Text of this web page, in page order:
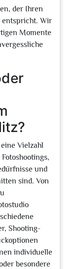
der Ihren
entspricht. Wir
Momente
Vielzahl
und
sind. Von
Shooting-
individuelle
besondere